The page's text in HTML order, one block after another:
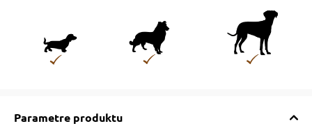
Parametre produktu